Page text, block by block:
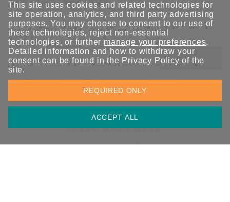
保持聯繫
送出
立即訂閱以獲得 Moxa 解決方案的最新消息。Moxa 非常重視您的
隱私權，我們絕不會將您的電子郵件提供給任何人。
隱私權聲明 使用條款 網站地圖
© 2026 Moxa Inc. 版權所有
This site uses cookies and related technologies for
site operation, analytics, and third party advertising
purposes. You may choose to consent to our use of
these technologies, reject non-essential
technologies, or further manage your preferences.
Detailed information and how to withdraw your
consent can be found in the Privacy Policy of the
site.
ACCEPT ALL
REQUIRED ONLY